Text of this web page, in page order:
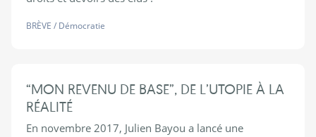
BRÈVE / Démocratie
“MON REVENU DE BASE”, DE L’UTOPIE À LA
RÉALITÉ
En novembre 2017, Julien Bayou a lancé une